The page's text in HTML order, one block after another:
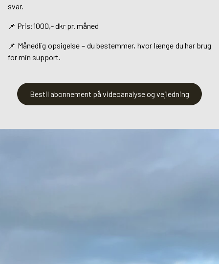
svar.
📌 Pris:1000,- dkr pr. måned
📌 Månedlig opsigelse – du bestemmer, hvor længe du har brug
for min support.
Bestil abonnement på videoanalyse og vejledning